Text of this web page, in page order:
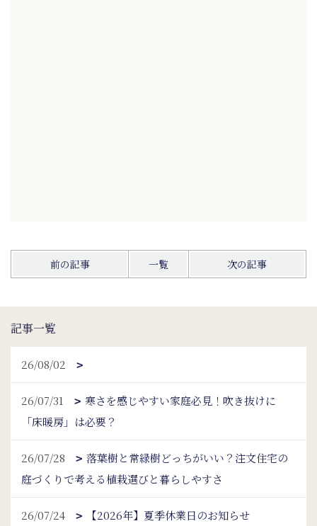
前の記事 一覧 次の記事
記事一覧
26/08/02
26/07/31
寒さを感じやすい家庭必見！吹き抜けに
「床暖房」は必要？
26/07/28
落葉樹と常緑樹どっちがいい？注文住宅の
庭づくりで考える植栽選びと暮らしやすさ
26/07/24 【2026年】夏季休業日のお知らせ